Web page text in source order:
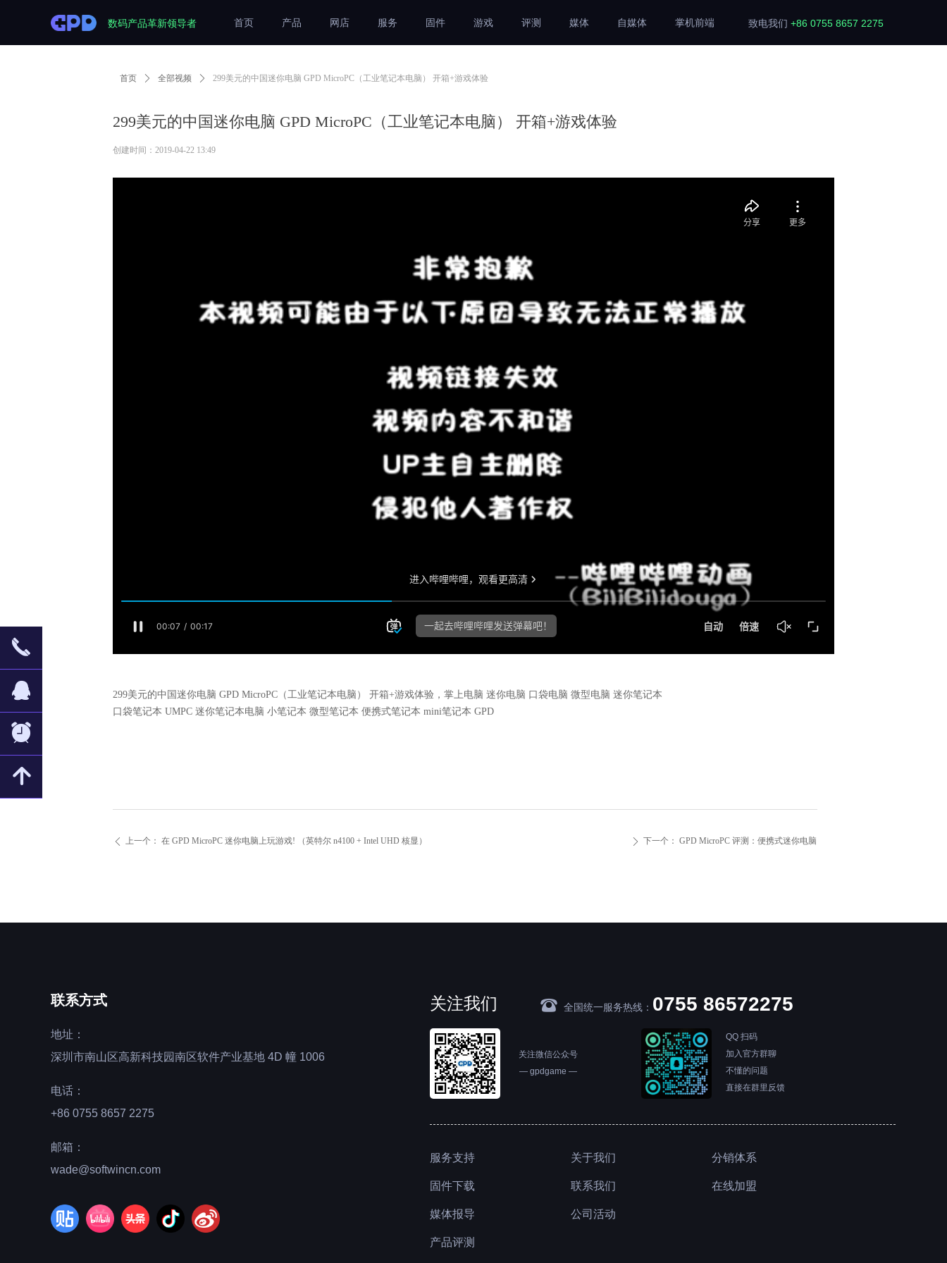
首页 产品 网店 服务 固件 游戏 评测 媒体 自媒体 掌机前端
数码产品革新领导者 致电我们 +86 0755 8657 2275
299美元的中国迷你电脑 GPD MicroPC（工业笔记本电脑） 开箱+游戏体验
ꄴ 上一个： 在 GPD MicroPC 迷你电脑上玩游戏! （英特尔 n4100 + Intel UHD 核显） ꄲ 下一个： GPD MicroPC 评测：便携式迷你电脑
首页 ꄲ 全部视频 ꄲ 299美元的中国迷你电脑 GPD MicroPC（工业笔记本电脑） 开箱+游戏体验
299美元的中国迷你电脑 GPD MicroPC（工业笔记本电脑） 开箱+游戏体验，掌上电脑 迷你电脑 口袋电脑 微型电脑 迷你笔记本
口袋笔记本 UMPC 迷你笔记本电脑 小笔记本 微型笔记本 便携式笔记本 mini笔记本 GPD
创建时间： 2019-04-22 13:49
服务支持
固件下载
媒体报导
产品评测
关于我们
联系我们
公司活动
分销体系
在线加盟
关注我们 뀰 全国统一服务热线： 0755 86572275
关注微信公众号
— gpdgame —
QQ 扫码
加入官方群聊
不懂的问题
直接在群里反馈
联系方式
地址：
深圳市南山区高新科技园南区软件产业基地 4D 幢 1006
电话：
+86 0755 8657 2275
邮箱：
wade@softwincn.com
끅
뀩
뀥
녕